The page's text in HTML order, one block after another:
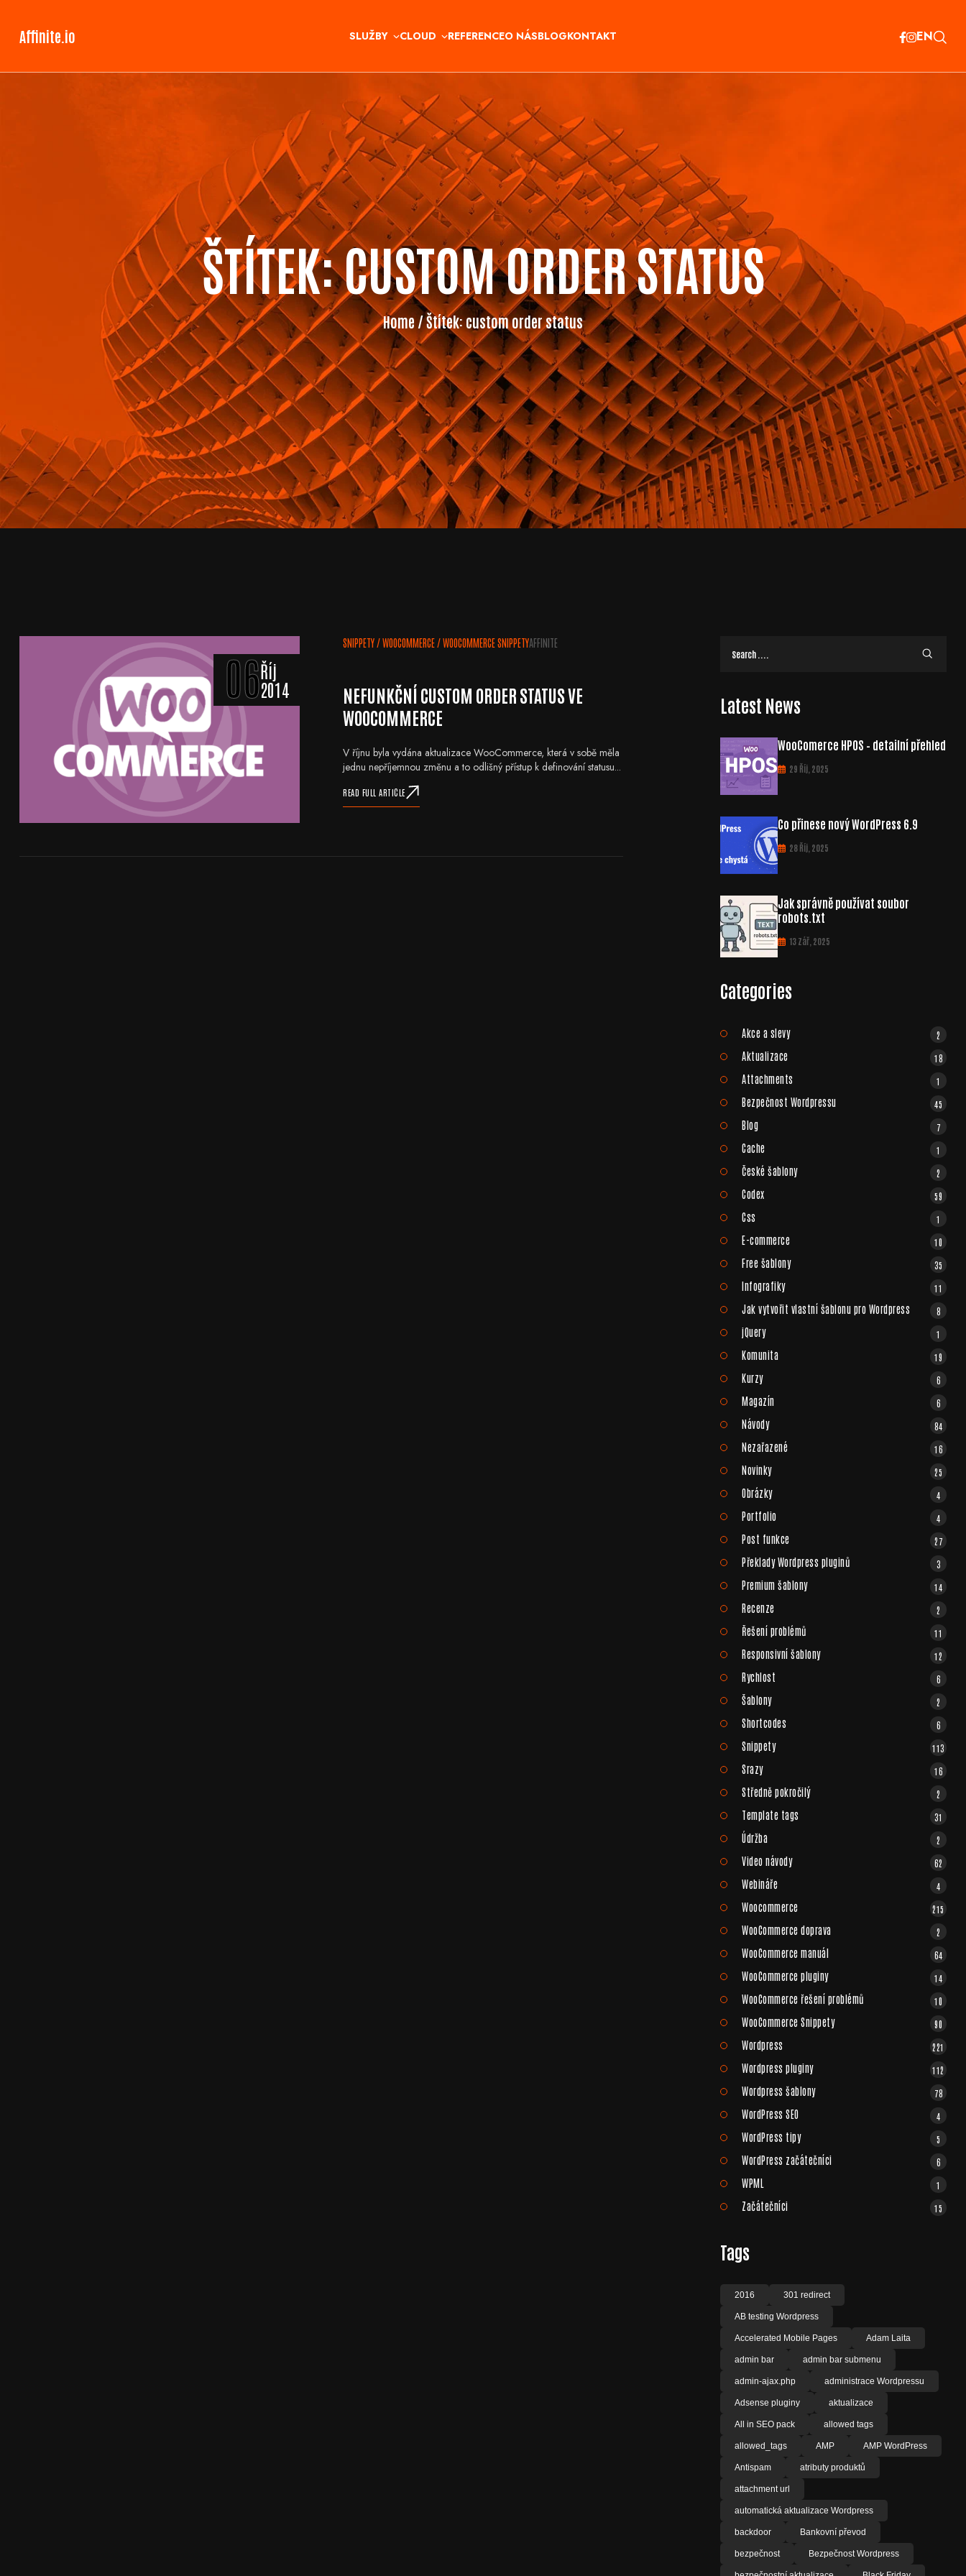
Affinite.io SLUŽBY CLOUD REFERENCEO NÁSBLOGKONTAKT EN
ŠTÍTEK:CUSTOM ORDER STATUS
Home/ Štítek:custom order status
06Říj
2014
SNIPPETY /WOOCOMMERCE /WOOCOMMERCE SNIPPETYAFFINITE
NEFUNKČNÍ CUSTOM ORDER STATUS VE
WOOCOMMERCE
V říjnu byla vydána aktualizace WooCommerce, která v sobě měla
jednu nepříjemnou změnu a to odlišný přístup k definování statusu...
READ FULL ARTICLE
Latest News
WooComerce HPOS – detailní přehled
29 Říj, 2025
Co přinese nový WordPress 6.9
28 Říj, 2025
Jak správně používat soubor
robots.txt
13 Zář, 2025
Categories
Akce a slevy 2
Aktualizace 18
Attachments 1
Bezpečnost Wordpressu 45
Blog 7
Cache 1
České šablony 2
Codex 59
Css 1
E-commerce 10
Free šablony 35
Infografiky 11
Jak vytvořit vlastní šablonu pro Wordpress 8
jQuery 1
Komunita 19
Kurzy 6
Magazín 6
Návody 84
Nezařazené 16
Novinky 25
Obrázky 4
Portfolio 4
Post funkce 27
Překlady Wordpress pluginů 3
Premium šablony 14
Recenze 2
Řešení problémů 11
Responsivní šablony 12
Rychlost 6
Šablony 2
Shortcodes 6
Snippety 113
Srazy 16
Středně pokročilý 2
Template tags 31
Údržba 2
Video návody 62
Webináře 4
Woocommerce 215
WooCommerce doprava 2
WooCommerce manuál 64
WooCommerce pluginy 14
WooCommerce řešení problémů 10
WooCommerce Snippety 90
Wordpress 221
Wordpress pluginy 112
Wordpress šablony 78
WordPress SEO 4
WordPress tipy 5
WordPress začátečníci 6
WPML 1
Začátečníci 15
Tags
2016 301 redirect
AB testing Wordpress
Accelerated Mobile Pages Adam Laita
admin bar admin bar submenu
admin-ajax.php administrace Wordpressu
Adsense pluginy aktualizace
All in SEO pack allowed tags
allowed_tags AMP AMP WordPress
Antispam atributy produktů
attachment url
automatická aktualizace Wordpress
backdoor Bankovní převod
bezpečnost Bezpečnost Wordpress